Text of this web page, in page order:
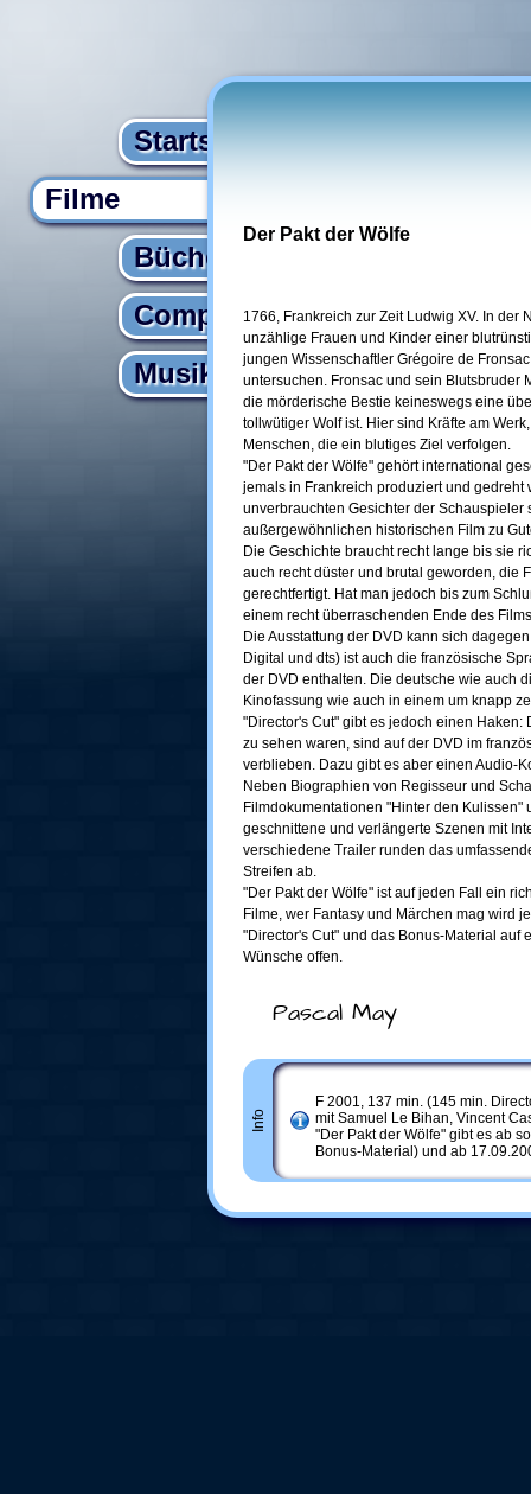
Startseite
Filme
Bücher
Computer
Musik
Der Pakt der Wölfe
1766, Frankreich zur Zeit Ludwig XV. In der
unzählige Frauen und Kinder einer
jungen Wissenschaftler Grégoire de
untersuchen. Fronsac und sein Blutsbruder
die mörderische Bestie keineswegs eine
tollwütiger Wolf ist. Hier sind Kräfte am
Menschen, die ein blutiges Ziel verfolgen.
"Der Pakt der Wölfe" gehört international
jemals in Frankreich produziert und
unverbrauchten Gesichter der
außergewöhnlichen historischen Film zu
Die Geschichte braucht recht lange bis sie
auch recht düster und brutal geworden, die
gerechtfertigt. Hat man jedoch bis zum
einem recht überraschenden Ende des
Die Ausstattung der DVD kann sich
Digital und dts) ist auch die französische
der DVD enthalten. Die deutsche wie auch
Kinofassung wie auch in einem um knapp
"Director's Cut" gibt es jedoch einen
zu sehen waren, sind auf der DVD im
verblieben. Dazu gibt es aber einen Audio-
Neben Biographien von Regisseur und
Filmdokumentationen "Hinter den Kulissen"
geschnittene und verlängerte Szenen mit
verschiedene Trailer runden das
Streifen ab.
"Der Pakt der Wölfe" ist auf jeden Fall ein
Filme, wer Fantasy und Märchen mag wird
"Director's Cut" und das Bonus-Material auf
Wünsche offen.
Pascal May
Info
F 2001, 137 min. (145 min.
mit Samuel Le Bihan, Vincent
"Der Pakt der Wölfe" gibt es ab
Bonus-Material) und ab